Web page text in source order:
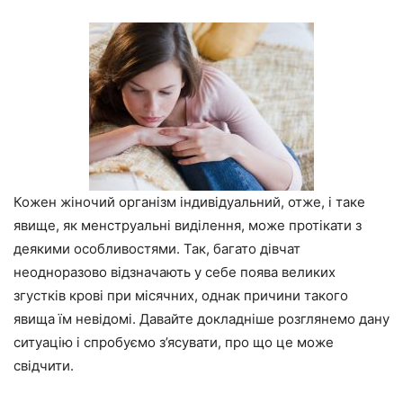
Кожен жіночий організм індивідуальний, отже, і таке
явище, як менструальні виділення, може протікати з
деякими особливостями. Так, багато дівчат
неодноразово відзначають у себе поява великих
згустків крові при місячних, однак причини такого
явища їм невідомі. Давайте докладніше розглянемо дану
ситуацію і спробуємо з’ясувати, про що це може
свідчити.